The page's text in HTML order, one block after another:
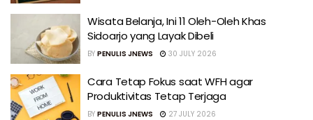
Wisata Belanja, Ini 11 Oleh-Oleh Khas
Sidoarjo yang Layak Dibeli
BY PENULIS JNEWS 30 JULY 2026
Cara Tetap Fokus saat WFH agar
Produktivitas Tetap Terjaga
BY PENULIS JNEWS 27 JULY 2026